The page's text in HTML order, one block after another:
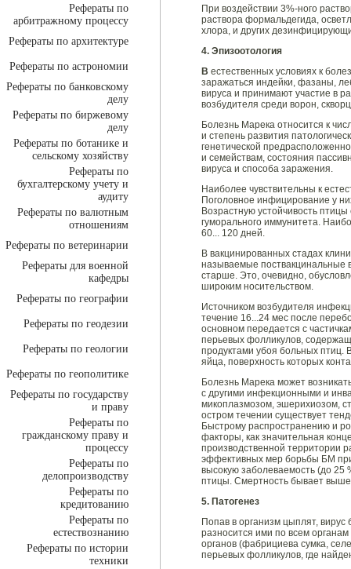
Рефераты по
арбитражному процессу
Рефераты по архитектуре
Рефераты по астрономии
Рефераты по банковскому
делу
Рефераты по биржевому
делу
Рефераты по ботанике и
сельскому хозяйству
Рефераты по
бухгалтерскому учету и
аудиту
Рефераты по валютным
отношениям
Рефераты по ветеринарии
Рефераты для военной
кафедры
Рефераты по географии
Рефераты по геодезии
Рефераты по геологии
Рефераты по геополитике
Рефераты по государству
и праву
Рефераты по
гражданскому праву и
процессу
Рефераты по
делопроизводству
Рефераты по
кредитованию
Рефераты по
естествознанию
Рефераты по истории
техники
При воздействии 3%-ного
раствора формальдегида,
хлора, и других
4. Эпизоотология
В естественных условиях к
заражаться индейки, фазаны,
вируса и принимают участие в
возбудителя среди ворон,
Болезнь Марека относится к
и степень развития
генетической
и семействам, состояния
вируса и способа заражения.
Наиболее чувствительны к
Поголовное инфицирование у
Возрастную устойчивость
гуморального иммунитета.
60... 120 дней.
В вакцинированных стадах
называемые поствакцинальные
старше. Это, очевидно,
широким носительством.
Источником возбудителя
течение 16...24 мес после
основном передается с
перьевых фолликулов,
продуктами убоя больных птиц.
яйца, поверхность которых
Болезнь Марека может
с другими инфекционными и
микоплазмозом, эшерихиозом,
остром течении существует
Быстрому распространению и
факторы, как значительная
производственной территории
эффективных мер борьбы БМ
высокую заболеваемость (до 25
птицы. Смертность бывает
5. Патогенез
Попав в организм цыплят,
разносится ими по всем
органов (фабрициева сумка,
перьевых фолликулов, где